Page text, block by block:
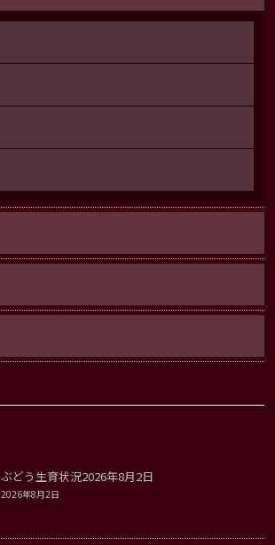
ぶどう生育状況2026年8月2日
2026年8月2日